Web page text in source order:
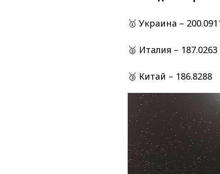
🥇 Украина –
🥈 Италия – 187.0263
🥉 Китай – 186.8288